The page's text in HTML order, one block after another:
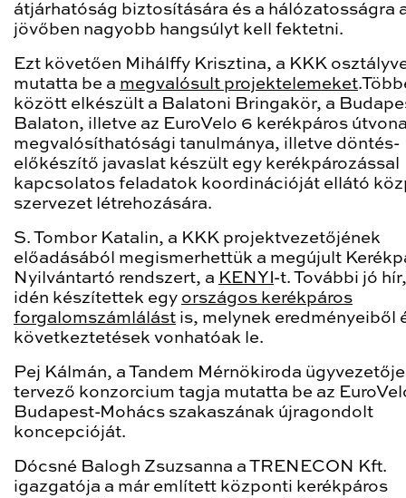
átjárhatóság biztosítására és a hálózatosságra
jövőben nagyobb hangsúlyt kell fektetni.
Ezt követően Mihálffy Krisztina, a KKK
mutatta be a megvalósult projektelemeket
között elkészült a Balatoni Bringakör, a
Balaton, illetve az EuroVelo 6 kerékpáros
megvalósíthatósági tanulmánya, illetve döntés-
előkészítő javaslat készült egy kerékpározással
kapcsolatos feladatok koordinációját ellátó
szervezet létrehozására.
S. Tombor Katalin, a KKK projektvezetőjének
előadásából megismerhettük a megújult
Nyilvántartó rendszert, a KENYI -t. További jó
idén készítettek egy országos kerékpáros
forgalomszámlálást is, melynek eredményeiből
következtetések vonhatóak le.
Pej Kálmán, a Tandem Mérnökiroda
tervező konzorcium tagja mutatta be az
Budapest-Mohács szakaszának újragondolt
koncepcióját.
Dócsné Balogh Zsuzsanna a TRENECON Kft.
igazgatója a már említett központi kerékpáros